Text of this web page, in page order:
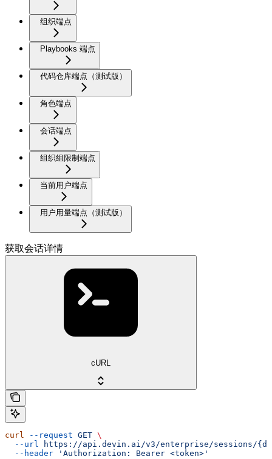
组织端点
Playbooks 端点
代码仓库端点（测试版）
角色端点
会话端点
组织组限制端点
当前用户端点
用户用量端点（测试版）
获取会话详情
cURL
curl --request GET \
  --url
https://api.devin.ai/v3/enterprise/sessions/
  --header
'Authorization: Bearer <token>'